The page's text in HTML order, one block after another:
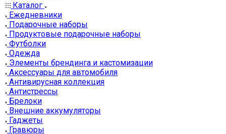
Каталог
Ежедневники
Подарочные наборы
Продуктовые подарочные наборы
Футболки
Одежда
Элементы брендинга и кастомизации
Аксессуары для автомобиля
Антивирусная коллекция
Антистрессы
Брелоки
Внешние аккумуляторы
Гаджеты
Гравюры